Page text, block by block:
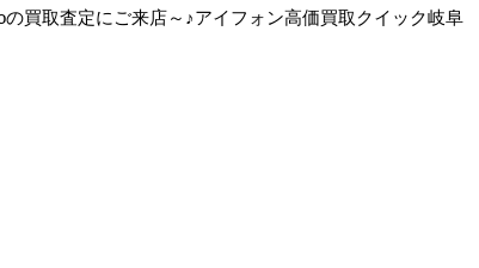
買取査定にご来店～♪アイフォン高価買取クイック岐阜